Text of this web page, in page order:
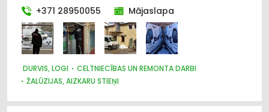
+371 28950055 Mājaslapa
DURVIS, LOGI
CELTNIECĪBAS UN REMONTA DARBI
ŽALŪZIJAS, AIZKARU STIEŅI
APDARES DARBI
MĒBEĻU FURNITŪRA